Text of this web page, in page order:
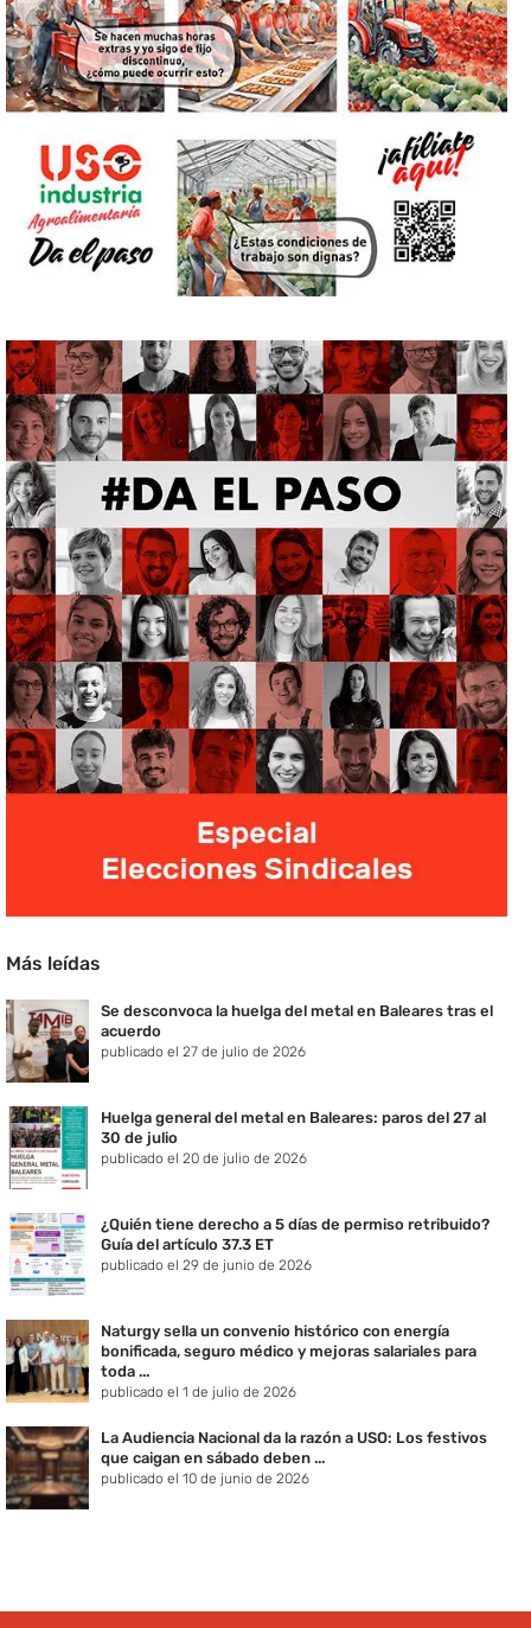
Más leídas
Se desconvoca la huelga del metal en Baleares tras el
acuerdo
publicado el 27 de julio de 2026
Huelga general del metal en Baleares: paros del 27 al
30 de julio
publicado el 20 de julio de 2026
¿Quién tiene derecho a 5 días de permiso retribuido?
Guía del artículo 37.3 ET
publicado el 29 de junio de 2026
Naturgy sella un convenio histórico con energía
bonificada, seguro médico y mejoras salariales para
toda ...
publicado el 1 de julio de 2026
La Audiencia Nacional da la razón a USO: Los festivos
que caigan en sábado deben ...
publicado el 10 de junio de 2026